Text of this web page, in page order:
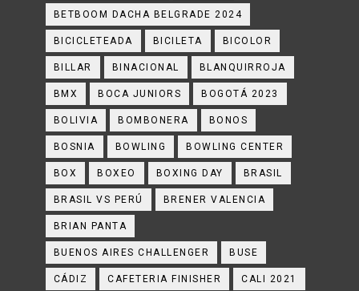
BETBOOM DACHA BELGRADE 2024
BICICLETEADA BICILETA BICOLOR
BILLAR BINACIONAL BLANQUIRROJA
BMX BOCA JUNIORS BOGOTÁ 2023
BOLIVIA BOMBONERA BONOS
BOSNIA BOWLING BOWLING CENTER
BOX BOXEO BOXING DAY BRASIL
BRASIL VS PERÚ BRENER VALENCIA
BRIAN PANTA
BUENOS AIRES CHALLENGER BUSE
CÁDIZ CAFETERIA FINISHER CALI 2021